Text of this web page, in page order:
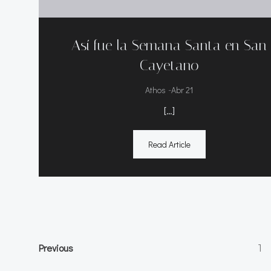
Así fue la Semana Santa en San
Cayetano
Athos -Abr 21
[…]
Read Article
Navegación
Previous 1